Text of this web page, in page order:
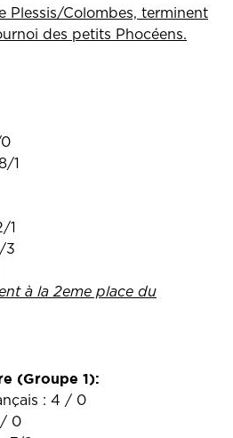
Plessis/Colombes, terminent
des petits Phocéens.
1
1
3
à la 2eme place du
(Groupe 1):
: 4 / 0
/ 0